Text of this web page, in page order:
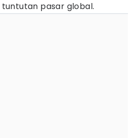
pasar global.